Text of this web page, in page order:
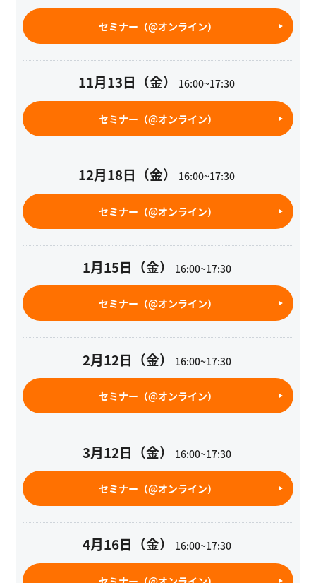
セミナー（@オンライン）
11月13日（金） 16:00~17:30
セミナー（@オンライン）
12月18日（金） 16:00~17:30
セミナー（@オンライン）
1月15日（金） 16:00~17:30
セミナー（@オンライン）
2月12日（金） 16:00~17:30
セミナー（@オンライン）
3月12日（金） 16:00~17:30
セミナー（@オンライン）
4月16日（金） 16:00~17:30